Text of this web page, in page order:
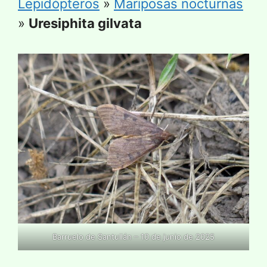
Lepidópteros » Mariposas nocturnas
» Uresiphita gilvata
Barruelo de Santullán – 10 de junio de 2025